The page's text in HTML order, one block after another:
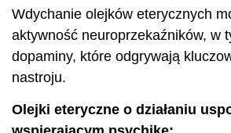
Wdychanie olejków eterycznych
aktywność neuroprzekaźników, w
dopaminy, które odgrywają
nastroju.
Olejki eteryczne o działaniu